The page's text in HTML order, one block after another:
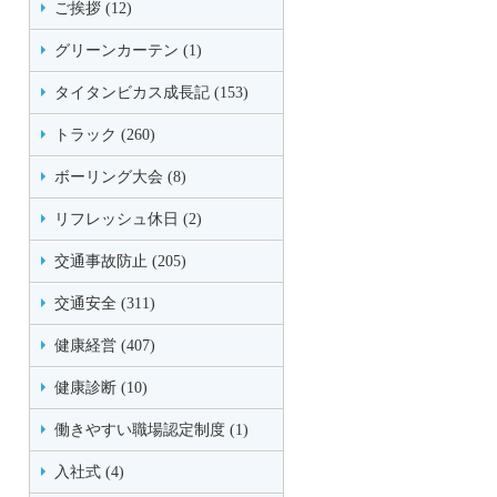
ご挨拶 (12)
グリーンカーテン (1)
タイタンビカス成長記 (153)
トラック (260)
ボーリング大会 (8)
リフレッシュ休日 (2)
交通事故防止 (205)
交通安全 (311)
健康経営 (407)
健康診断 (10)
働きやすい職場認定制度 (1)
入社式 (4)